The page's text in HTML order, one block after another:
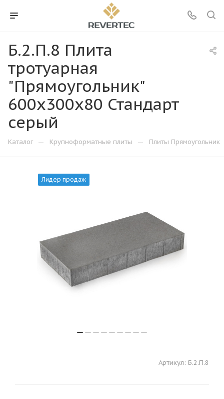
Б.2.П.8 Плита
тротуарная
"Прямоугольник"
600х300х80 Стандарт
серый
Каталог — Крупноформатные плиты — Плиты Прямоугольник
Лидер продаж
Артикул: Б.2.П.8